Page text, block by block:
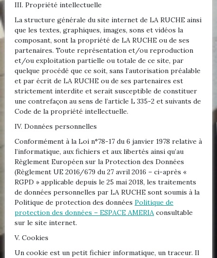
III. Propriété intellectuelle
La structure générale du site internet de LA RUCHE ainsi
que les textes, graphiques, images, sons et vidéos la
composant, sont la propriété de LA RUCHE ou de ses
partenaires. Toute représentation et/ou reproduction
et/ou exploitation partielle ou totale de ce site, par
quelque procédé que ce soit, sans l’autorisation préalable
et par écrit de LA RUCHE ou de ses partenaires est
strictement interdite et serait susceptible de constituer
une contrefaçon au sens de l’article L 335-2 et suivants de
Code de la propriété intellectuelle.
IV. Données personnelles
Conformément à la Loi n°78-17 du 6 janvier 1978 relative à
l’informatique, aux fichiers et aux libertés ainsi qu’au
Règlement Européen sur la Protection des Données
(Règlement UE 2016/679 du 27 avril 2016 – ci-après «
RGPD » applicable depuis le 25 mai 2018, les traitements
de données personnelles par LA RUCHE sont soumis à la
Politique de protection des données Politique de
protection des données – ESPACE AMERIA consultable
sur le site internet.
V. Cookies
Un cookie est un petit fichier informatique, un traceur. Il